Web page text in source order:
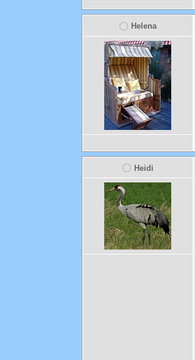
Helena
Heidi